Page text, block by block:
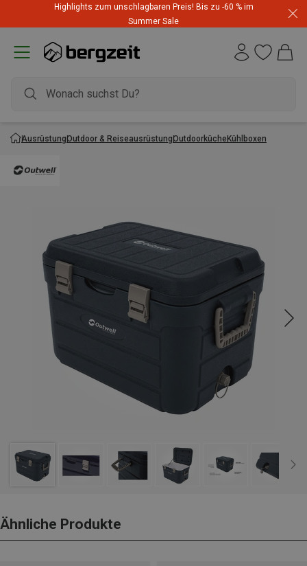
Highlights zum unschlagbaren Preis! Bis zu -60 % im
Summer Sale
AusrüstungOutdoor & ReiseausrüstungOutdoorkücheKühlboxen
Ähnliche Produkte